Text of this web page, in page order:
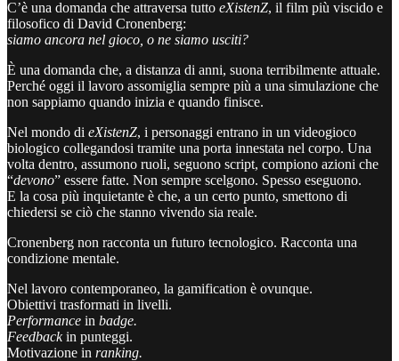
C’è una domanda che attraversa tutto eXistenZ, il film più viscido e
filosofico di David Cronenberg:
siamo ancora nel gioco, o ne siamo usciti?
È una domanda che, a distanza di anni, suona terribilmente attuale.
Perché oggi il lavoro assomiglia sempre più a una simulazione che
non sappiamo quando inizia e quando finisce.
Nel mondo di eXistenZ, i personaggi entrano in un videogioco
biologico collegandosi tramite una porta innestata nel corpo. Una
volta dentro, assumono ruoli, seguono script, compiono azioni che
“devono” essere fatte. Non sempre scelgono. Spesso eseguono.
E la cosa più inquietante è che, a un certo punto, smettono di
chiedersi se ciò che stanno vivendo sia reale.
Cronenberg non racconta un futuro tecnologico. Racconta una
condizione mentale.
Nel lavoro contemporaneo, la gamification è ovunque.
Obiettivi trasformati in livelli.
Performance in badge.
Feedbackin punteggi.
Motivazione in ranking.